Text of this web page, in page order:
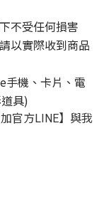
不受任何損害
以實際收到商品
手機、卡片、電
具)
官方LINE】與我